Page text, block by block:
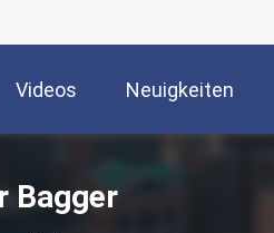
Videos Neuigkeiten
Bagger